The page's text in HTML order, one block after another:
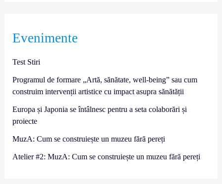
Evenimente
Test Stiri
Programul de formare „Artă, sănătate, well-being” sau cum
construim intervenții artistice cu impact asupra sănătății
Europa și Japonia se întâlnesc pentru a seta colaborări și
proiecte
MuzA: Cum se construiește un muzeu fără pereți
Atelier #2: MuzA: Cum se construiește un muzeu fără pereți